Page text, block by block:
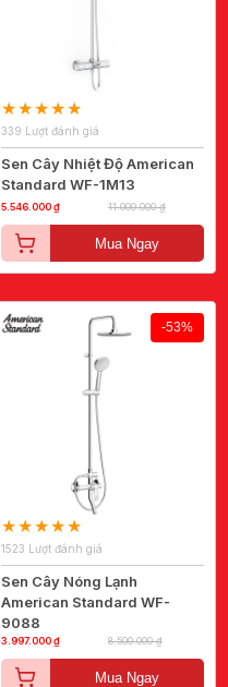
339 Lượt đánh giá
Sen Cây Nhiệt Độ American
Standard WF-1M13
5.546.000 ₫ 11.000.000 ₫
Mua Ngay
-53%
1523 Lượt đánh giá
Sen Cây Nóng Lạnh
American Standard WF-
9088
3.997.000 ₫ 8.500.000 ₫
Mua Ngay